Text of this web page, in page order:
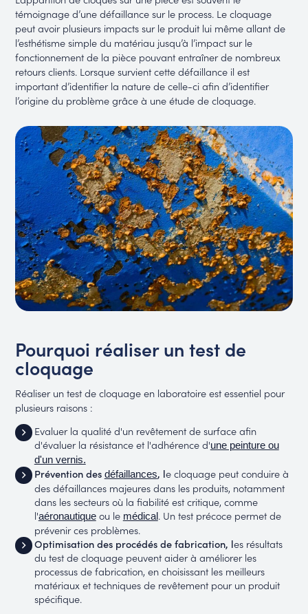
témoignage d’une défaillance sur le process. Le cloquage
peut avoir plusieurs impacts sur le produit lui même allant de
l’esthétisme simple du matériau jusqu’à l’impact sur le
fonctionnement de la pièce pouvant entraîner de nombreux
retours clients. Lorsque survient cette défaillance il est
important d’identifier la nature de celle-ci afin d’identifier
l’origine du problème grâce à une étude de cloquage.
Pourquoi réaliser un test de
cloquage
Réaliser un test de cloquage en laboratoire est essentiel pour
plusieurs raisons :
Evaluer la qualité d'un revêtement de surface afin
d'évaluer la résistance et l'adhérence d'une peinture ou
d'un vernis.
Prévention des défaillances, le cloquage peut conduire à
des défaillances majeures dans les produits, notamment
dans les secteurs où la fiabilité est critique, comme
l'aéronautiqueou le médical. Un test précoce permet de
prévenir ces problèmes.
Optimisation des procédés de fabrication, les résultats
du test de cloquage peuvent aider à améliorer les
processus de fabrication, en choisissant les meilleurs
matériaux et techniques de revêtement pour un produit
spécifique.